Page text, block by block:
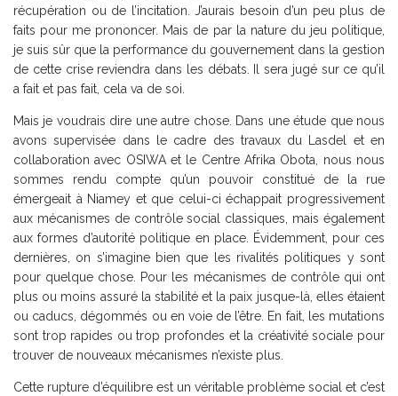
récupération ou de l’incitation. J’aurais besoin d’un peu plus de
faits pour me prononcer. Mais de par la nature du jeu politique,
je suis sûr que la performance du gouvernement dans la gestion
de cette crise reviendra dans les débats. Il sera jugé sur ce qu’il
a fait et pas fait, cela va de soi.
Mais je voudrais dire une autre chose. Dans une étude que nous
avons supervisée dans le cadre des travaux du Lasdel et en
collaboration avec OSIWA et le Centre Afrika Obota, nous nous
sommes rendu compte qu’un pouvoir constitué de la rue
émergeait à Niamey et que celui-ci échappait progressivement
aux mécanismes de contrôle social classiques, mais également
aux formes d’autorité politique en place. Évidemment, pour ces
dernières, on s’imagine bien que les rivalités politiques y sont
pour quelque chose. Pour les mécanismes de contrôle qui ont
plus ou moins assuré la stabilité et la paix jusque-là, elles étaient
ou caducs, dégommés ou en voie de l’être. En fait, les mutations
sont trop rapides ou trop profondes et la créativité sociale pour
trouver de nouveaux mécanismes n’existe plus.
Cette rupture d’équilibre est un véritable problème social et c’est